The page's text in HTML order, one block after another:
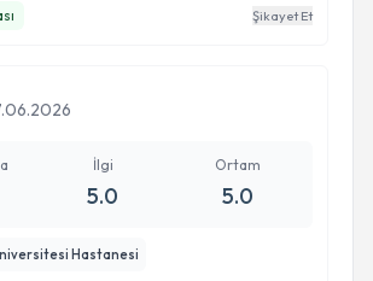
Şikayet Et
İlgi
5.0
Ortam
5.0
Hastanesi